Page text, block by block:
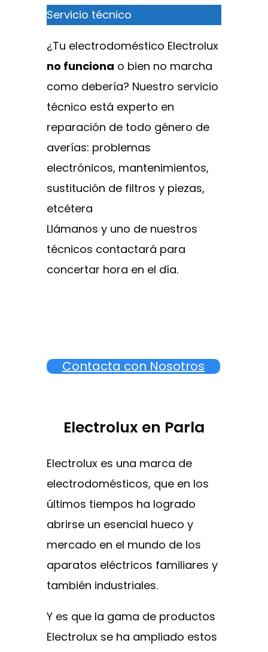
Servicio técnico
¿Tu electrodoméstico Electrolux
no funciona o bien no marcha
como debería? Nuestro servicio
técnico está experto en
reparación de todo género de
averías: problemas
electrónicos, mantenimientos,
sustitución de filtros y piezas,
etcétera
Llámanos y uno de nuestros
técnicos contactará para
concertar hora en el día.
Contacta con Nosotros
Electrolux en Parla
Electrolux es una marca de
electrodomésticos, que en los
últimos tiempos ha logrado
abrirse un esencial hueco y
mercado en el mundo de los
aparatos eléctricos familiares y
también industriales.
Y es que la gama de productos
Electrolux se ha ampliado estos